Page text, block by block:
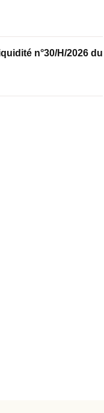
n°30/H/2026 du